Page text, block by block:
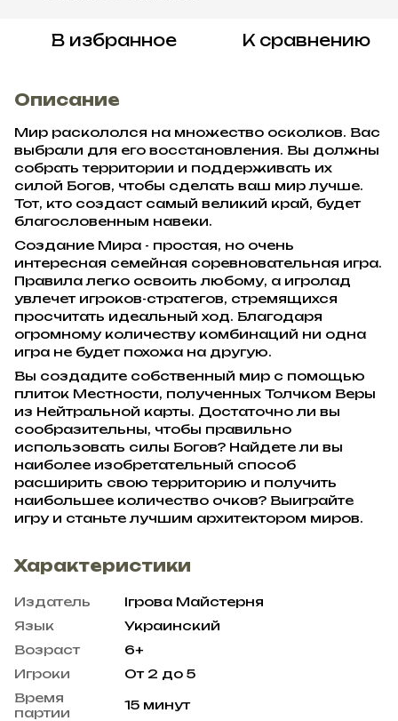
В избранное К сравнению
Описание
Мир раскололся на множество осколков. Вас
выбрали для его восстановления. Вы должны
собрать территории и поддерживать их
силой Богов, чтобы сделать ваш мир лучше.
Тот, кто создаст самый великий край, будет
благословенным навеки.
Создание Мира - простая, но очень
интересная семейная соревновательная игра.
Правила легко освоить любому, а игролад
увлечет игроков-стратегов, стремящихся
просчитать идеальный ход. Благодаря
огромному количеству комбинаций ни одна
игра не будет похожа на другую.
Вы создадите собственный мир с помощью
плиток Местности, полученных Толчком Веры
из Нейтральной карты. Достаточно ли вы
сообразительны, чтобы правильно
использовать силы Богов? Найдете ли вы
наиболее изобретательный способ
расширить свою территорию и получить
наибольшее количество очков? Выиграйте
игру и станьте лучшим архитектором миров.
Характеристики
Издатель
Ігрова Майстерня
Язык
Украинский
Возраст
6+
Игроки
От 2 до 5
Время
партии
15 минут